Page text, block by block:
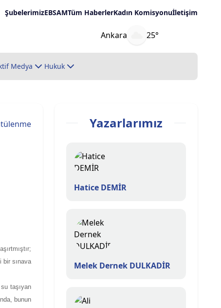
ŞubelerimizEBSAMTüm HaberlerKadın Komisyonuİletişim
Ankara 25°
Medya Hukuk
bir sınava
taşıyan
bunun
Yazarlarımız
Hatice DEMİR
Melek Dernek DULKADİR